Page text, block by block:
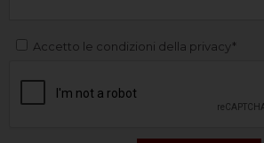
Accetto le condizioni della privacy*